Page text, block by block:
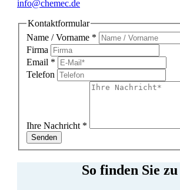
info@chemec.de
Kontaktformular
Name / Vorname *
Firma
Email *
Telefon
Ihre Nachricht *
Senden
So finden Sie